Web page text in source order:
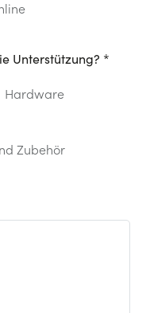
Unterstützung? *
Hardware
Zubehör